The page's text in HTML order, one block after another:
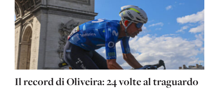
Il record di Oliveira: 24 volte al traguardo